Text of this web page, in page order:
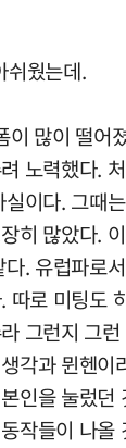
쉬웠는데.
이 많이 떨어
노력했다.
이다. 그때
히 많았다.
. 유럽파로
따로 미팅도
그런지 그
각과 뮌헨이
인을 눌렀던
작들이 나올